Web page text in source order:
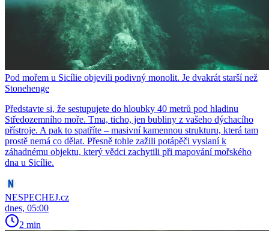
Pod mořem u Sicílie objevili podivný monolit. Je dvakrát starší než
Stonehenge
Představte si, že sestupujete do hloubky 40 metrů pod hladinu
Středozemního moře. Tma, ticho, jen bubliny z vašeho dýchacího
přístroje. A pak to spatříte – masivní kamennou strukturu, která tam
prostě nemá co dělat. Přesně tohle zažili potápěči vyslaní k
záhadnému objektu, který vědci zachytili při mapování mořského
dna u Sicílie.
NESPECHEJ.cz
dnes, 05:00
2 min